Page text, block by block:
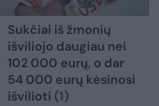
Sukčiai iš žmonių
išviliojo daugiau nei
102 000 eurų, o dar
54 000 eurų kėsinosi
išvilioti (1)